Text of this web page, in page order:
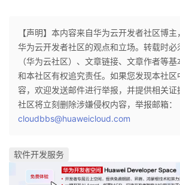
【声明】本内容来自华为云开发者社区博
华为云开发者社区的观点和立场。转载时
（华为云社区）、文章链接、文章作者等
和本社区有权追究责任。如果您发现本社区
容，欢迎发送邮件进行举报，并提供相关
社区将立刻删除涉嫌侵权内容，举报邮箱：
cloudbbs@huaweicloud.com
软件开发服务